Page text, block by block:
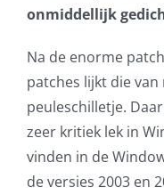
VOIP
Microsoft NCE
AVG
Office365
onmiddellijk
Na de enorme
patches lijkt die
peuleschilletje.
zeer kritiek lek in
vinden in de
de versies 2003 en